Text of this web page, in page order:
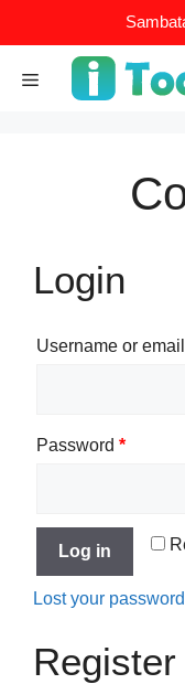
Login
Username or
Password *
Log in
Lost your
Register